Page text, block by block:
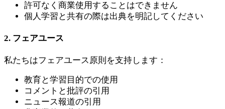
許可なく商業使用することはできません
個人学習と共有の際は出典を明記してください
2. フェアユース
私たちはフェアユース原則を支持します：
教育と学習目的での使用
コメントと批評の引用
ニュース報道の引用